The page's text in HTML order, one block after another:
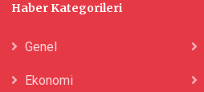
Haber Kategorileri
Genel
Ekonomi